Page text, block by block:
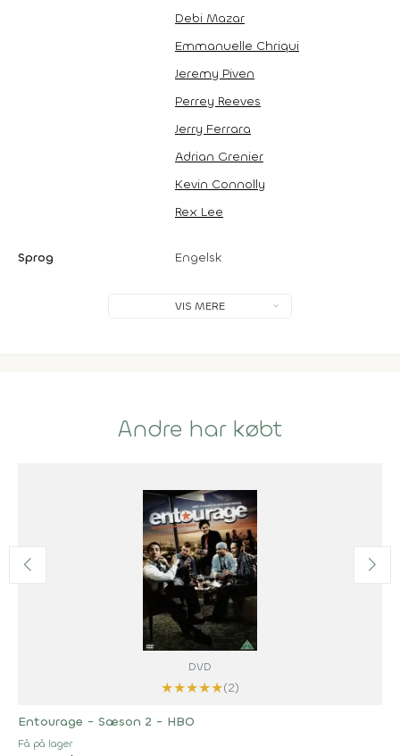
Debi Mazar
Emmanuelle Chriqui
Jeremy Piven
Perrey Reeves
Jerry Ferrara
Adrian Grenier
Kevin Connolly
Rex Lee
Sprog Engelsk
VIS MERE
Andre har købt
DVD
★★★★★(2)
Entourage - Sæson 2 - HBO
Få på lager